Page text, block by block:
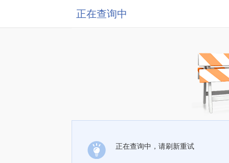
正在查询中
正在查询中，请刷新重试